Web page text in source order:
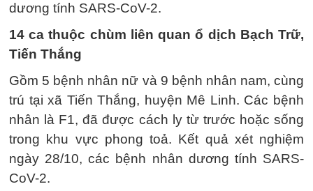
dương tính SARS-CoV-2.
14 ca thuộc chùm liên quan ổ dịch Bạch Trữ,
Tiến Thắng
Gồm 5 bệnh nhân nữ và 9 bệnh nhân nam, cùng
trú tại xã Tiến Thắng, huyện Mê Linh. Các bệnh
nhân là F1, đã được cách ly từ trước hoặc sống
trong khu vực phong toả. Kết quả xét nghiệm
ngày 28/10, các bệnh nhân dương tính SARS-
CoV-2.